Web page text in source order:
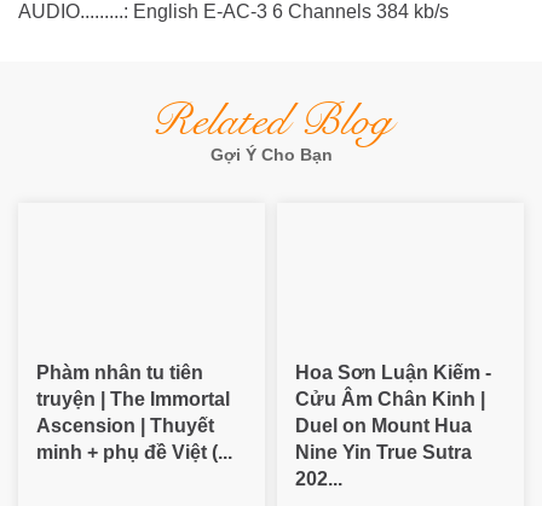
AUDIO.........: English E-AC-3 6 Channels 384 kb/s
Related Blog
Gợi Ý Cho Bạn
Phàm nhân tu tiên
truyện | The Immortal
Ascension | Thuyết
minh + phụ đề Việt (...
Hoa Sơn Luận Kiếm -
Cửu Âm Chân Kinh |
Duel on Mount Hua
Nine Yin True Sutra
202...